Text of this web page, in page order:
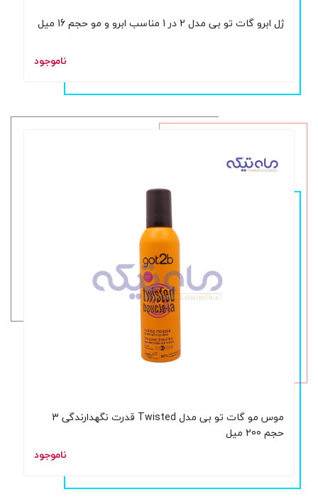
ژل ابرو گات تو بی مدل 2 در 1 مناسب ابرو و مو حجم 16 میل
ناموجود
موس مو گات تو بی مدل Twisted قدرت نگهدارندگی 3
حجم 200 میل
ناموجود